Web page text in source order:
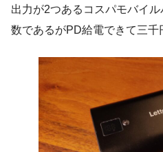
出力が2つあるコスパモバイ
数であるがPD給電できて三千